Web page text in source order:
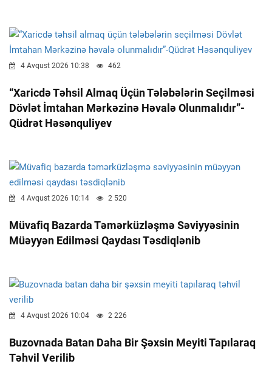
4 Avqust 2026 10:38 462
“Xaricdə Təhsil Almaq Üçün Tələbələrin Seçilməsi
Dövlət İmtahan Mərkəzinə Həvalə Olunmalıdır”-
Qüdrət Həsənquliyev
4 Avqust 2026 10:14 2 520
Müvafiq Bazarda Təmərküzləşmə Səviyyəsinin
Müəyyən Edilməsi Qaydası Təsdiqlənib
4 Avqust 2026 10:04 2 226
Buzovnada Batan Daha Bir Şəxsin Meyiti Tapılaraq
Təhvil Verilib